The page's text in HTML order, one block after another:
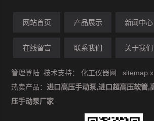
网站首页 产品展示 新闻中心
在线留言 联系我们 关于我们
管理登陆 技术支持：化工仪器网
热卖产品：进口高压手动泵,进口超高压软管,
压手动泵厂家